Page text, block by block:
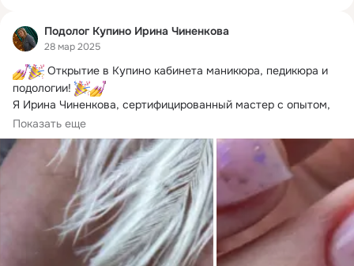
Подолог Купино Ирина Чиненкова
28 мар 2025
Открытие в Купино кабинета маникюра, педикюра и
подологии!
Я Ирина Чиненкова, сертифицированный мастер с опытом,
приглашаю вас преобразить ваши ручки и ножки!
Показать еще